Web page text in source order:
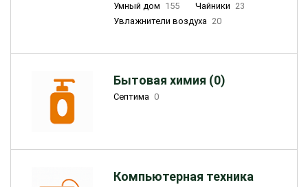
Умный дом 155 Чайники 23
Увлажнители воздуха 20
Бытовая химия (0)
Септима 0
Компьютерная техника